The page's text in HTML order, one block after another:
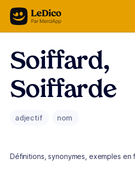
Aller au contenu
Soiffard,
Soiffarde
adjectif nom
Définitions, synonymes, exemples en